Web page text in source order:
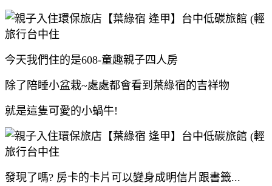
今天我們住的是608-童趣親子四人房
除了陪睡小盆栽~處處都會看到葉綠宿的吉祥物
就是這隻可愛的小蝸牛!
發現了嗎? 房卡的卡片可以變身成明信片跟書籤...